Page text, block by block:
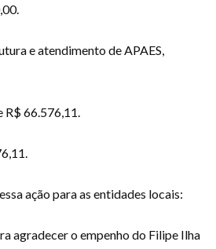
e atendimento de APAES,
R$ 66.576,11.
ação para as entidades locais:
agradecer o empenho do Filipe Ilha